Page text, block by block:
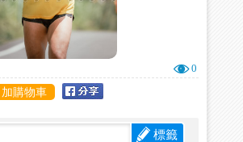
0
加購物車
標籤